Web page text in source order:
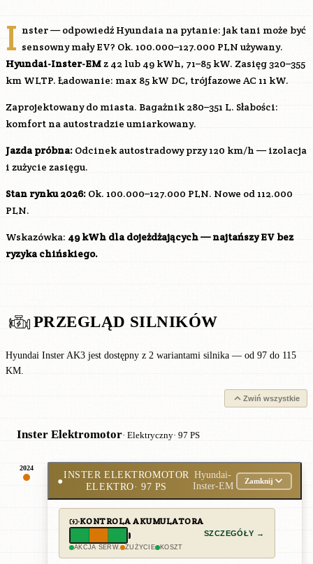
I nster — odpowiedź Hyundaia na pytanie: jak tani może być
sensowny mały EV? Ok. 100.000–127.000 PLN używany.
Hyundai-Inster-EMz 42 lub 49 kWh, 71–85 kW. Zasięg 320–355
km WLTP. Ładowanie: max 85 kW DC, trójfazowe AC 11 kW.
Zaprojektowany do miasta. Bagażnik 280–351 L. Słabości:
komfort na autostradzie umiarkowany.
Jazda próbna: Odcinek autostradowy przy 120 km/h — izolacja
i zużycie zasięgu.
Stan rynku 2026: Ok. 100.000–127.000 PLN. Nowe od 112.000
PLN.
Wskazówka: 49 kWh dla dojeżdżających — najtańszy EV bez
ryzyka chińskiego.
PRZEGLĄD SILNIKÓW
Hyundai Inster AK3 jest dostępny z 2 wariantami silnika — od 97 do 115
KM.
Zwiń wszystkie
Inster Elektromotor· Elektryczny· 97 PS
2024
●
INSTER ELEKTROMOTOR
ELEKTRO· 97 PS
Hyundai-
Inster-EM
Zamknij
KONTROLA AKUMULATORA
AKCJA SERW. ZUŻYCIE KOSZT
SZCZEGÓŁY →